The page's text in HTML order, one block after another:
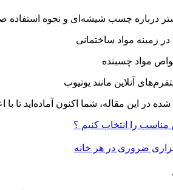
درباره چسب شیشه‌ای و نحوه استفاده
زمینه مواد ساختمانی
مواد چسبنده
آنلاین مانند یوتیوب
شده در این مقاله، شما اکنون آماده‌اید
را انتخاب کنیم ؟
ضروری در هر خانه